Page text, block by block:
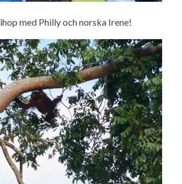
med Philly och norska Irene!